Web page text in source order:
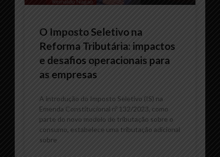
O Imposto Seletivo na
Reforma Tributária: impactos
e desafios operacionais para
as empresas
A introdução do Imposto Seletivo (IS) na
Emenda Constitucional nº 132/2023, como
parte do novo modelo de tributação sobre o
consumo, estabelece uma tributação adicional
sobre